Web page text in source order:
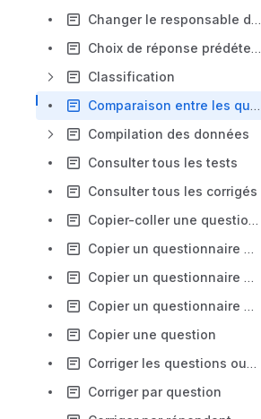
Changer le responsable d'une banque de questions
Choix de réponse prédéterminé
Classification
Comparaison entre les questionnaires BIQ et les formulaires de CHOPIN
Compilation des données
Consulter tous les tests
Consulter tous les corrigés
Copier-coller une question dans la BIQ
Copier un questionnaire à partir d'une autre banque
Copier un questionnaire à partir de l'outil BIQ
Copier un questionnaire à partir du portail de cours
Copier une question
Corriger les questions ouvertes
Corriger par question